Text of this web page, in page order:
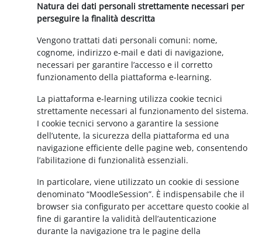
Natura dei dati personali strettamente necessari per
perseguire la finalità descritta
Vengono trattati dati personali comuni: nome,
cognome, indirizzo e-mail e dati di navigazione,
necessari per garantire l’accesso e il corretto
funzionamento della piattaforma e-learning.
La piattaforma e-learning utilizza cookie tecnici
strettamente necessari al funzionamento del sistema.
I cookie tecnici servono a garantire la sessione
dell’utente, la sicurezza della piattaforma ed una
navigazione efficiente delle pagine web, consentendo
l’abilitazione di funzionalità essenziali.
In particolare, viene utilizzato un cookie di sessione
denominato “MoodleSession”. È indispensabile che il
browser sia configurato per accettare questo cookie al
fine di garantire la validità dell’autenticazione
durante la navigazione tra le pagine della